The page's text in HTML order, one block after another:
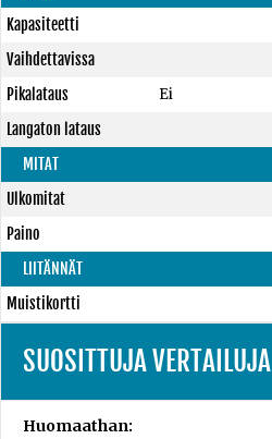
Kapasiteetti
Vaihdettavissa
Pikalataus
Ei
Langaton lataus
MITAT
Ulkomitat
Paino
LIITÄNNÄT
Muistikortti
SUOSITTUJA VERTAILUJA
Huomaathan: